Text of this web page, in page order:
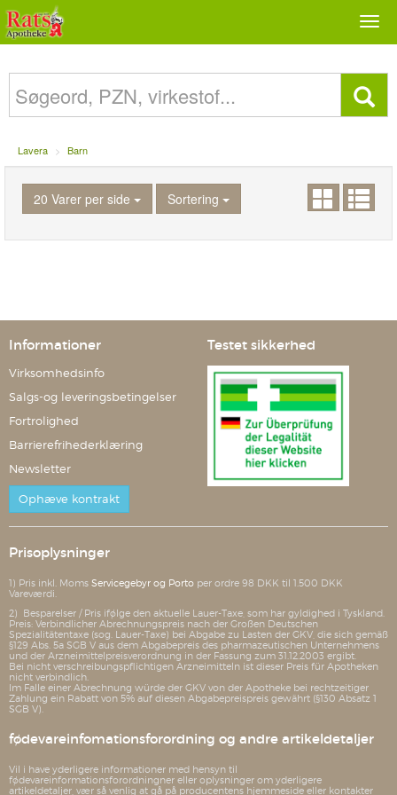
Lavera Barn
20 Varer per side Sortering
Informationer
Virksomhedsinfo
Salgs-og leveringsbetingelser
Fortrolighed
Barrierefrihederklæring
Newsletter
Ophæve kontrakt
Testet sikkerhed
Prisoplysninger
1) Pris inkl. Moms Servicegebyr og Porto per ordre 98 DKK til 1.500 DKK
Vareværdi.
2) Besparelser / Pris ifølge den aktuelle Lauer-Taxe, som har gyldighed i Tyskland.
Preis: Verbindlicher Abrechnungspreis nach der Großen Deutschen
Spezialitätentaxe (sog. Lauer-Taxe) bei Abgabe zu Lasten der GKV, die sich gemäß
§129 Abs. 5a SGB V aus dem Abgabepreis des pharmazeutischen Unternehmens
und der Arzneimittelpreisverordnung in der Fassung zum 31.12.2003 ergibt.
Bei nicht verschreibungspflichtigen Arzneimitteln ist dieser Preis für Apotheken
nicht verbindlich.
Im Falle einer Abrechnung würde der GKV von der Apotheke bei rechtzeitiger
Zahlung ein Rabatt von 5% auf diesen Abgabepreispreis gewährt (§130 Absatz 1
SGB V).
fødevareinfomationsforordning og andre artikeldetaljer
Vil i have yderligere informationer med hensyn til
fødevareinformationsforordningner eller oplysninger om yderligere
artikeldetaljer, vær så venlig at gå på producentens hjemmeside eller kontakter